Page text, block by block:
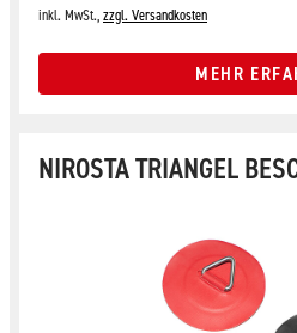
inkl. MwSt.,zzgl. Versandkosten
MEHR
NIROSTA TRIANGEL